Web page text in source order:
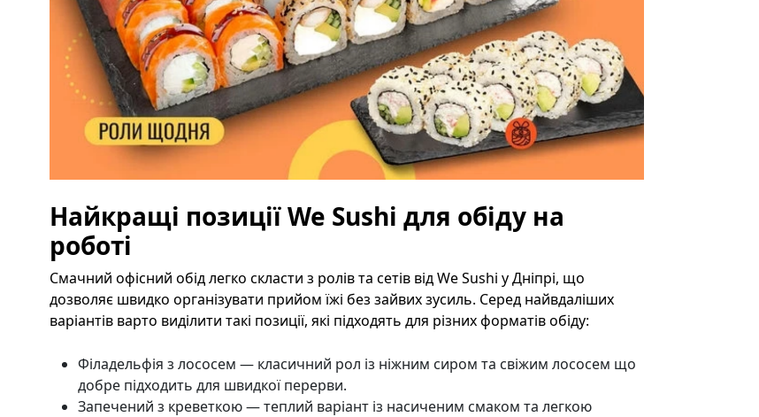
Найкращі позиції We Sushi для обіду на
роботі
Смачний офісний обід легко скласти з ролів та сетів від We Sushi у Дніпрі, що
дозволяє швидко організувати прийом їжі без зайвих зусиль. Серед найвдаліших
варіантів варто виділити такі позиції, які підходять для різних форматів обіду:
Філадельфія з лососем — класичний рол із ніжним сиром та свіжим лососем що
добре підходить для швидкої перерви.
Запечений з креветкою — теплий варіант із насиченим смаком та легкою